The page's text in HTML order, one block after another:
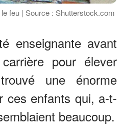
feu | Source : Shutterstock.com
enseignante avant
pour élever
une énorme
ces enfants qui, a-t-
beaucoup.